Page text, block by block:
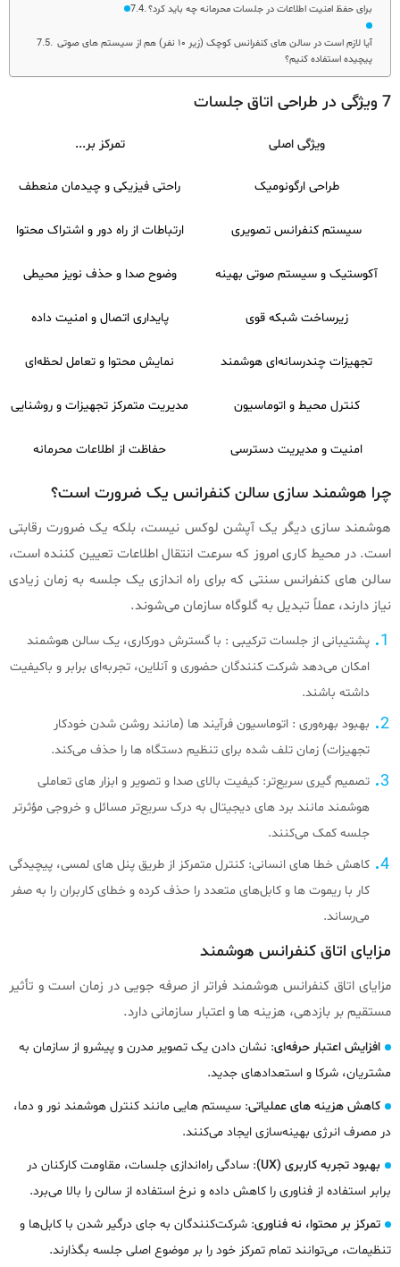
برای حفظ امنیت اطلاعات در جلسات محرمانه چه باید کرد؟
آیا لازم است در سالن‌ های کنفرانس کوچک (زیر ۱۰ نفر) هم از سیستم‌ های صوتی
پیچیده استفاده کنیم؟
7 ویژگی در طراحی اتاق جلسات
ویژگی اصلی تمرکز بر...
طراحی ارگونومیک راحتی فیزیکی و چیدمان منعطف
سیستم کنفرانس تصویری ارتباطات از راه دور و اشتراک محتوا
آکوستیک و سیستم صوتی بهینه وضوح صدا و حذف نویز محیطی
زیرساخت شبکه قوی پایداری اتصال و امنیت داده
تجهیزات چندرسانه‌ای هوشمند نمایش محتوا و تعامل لحظه‌ای
کنترل محیط و اتوماسیون مدیریت متمرکز تجهیزات و روشنایی
امنیت و مدیریت دسترسی حفاظت از اطلاعات محرمانه
چرا هوشمند سازی سالن کنفرانس یک ضرورت است؟
هوشمند سازی دیگر یک آپشن لوکس نیست، بلکه یک ضرورت رقابتی
است. در محیط کاری امروز که سرعت انتقال اطلاعات تعیین‌ کننده است،
سالن‌ های کنفرانس سنتی که برای راه‌ اندازی یک جلسه به زمان زیادی
نیاز دارند، عملاً تبدیل به گلوگاه سازمان می‌شوند.
پشتیبانی از جلسات ترکیبی : با گسترش دورکاری، یک سالن هوشمند
امکان می‌دهد شرکت‌ کنندگان حضوری و آنلاین، تجربه‌ای برابر و باکیفیت
داشته باشند.
بهبود بهره‌وری : اتوماسیون فرآیند ها (مانند روشن شدن خودکار
تجهیزات) زمان تلف‌ شده برای تنظیم دستگاه‌ ها را حذف می‌کند.
تصمیم‌ گیری سریع‌تر: کیفیت بالای صدا و تصویر و ابزار های تعاملی
هوشمند مانند برد های دیجیتال به درک سریع‌تر مسائل و خروجی مؤثرتر
جلسه کمک می‌کنند.
کاهش خطا های انسانی: کنترل متمرکز از طریق پنل‌ های لمسی، پیچیدگی
کار با ریموت‌ ها و کابل‌های متعدد را حذف کرده و خطای کاربران را به صفر
می‌رساند.
مزایای اتاق کنفرانس هوشمند
مزایای اتاق کنفرانس هوشمند فراتر از صرفه‌ جویی در زمان است و تأثیر
مستقیم بر بازدهی، هزینه‌ ها و اعتبار سازمانی دارد.
افزایش اعتبار حرفه‌ای: نشان دادن یک تصویر مدرن و پیشرو از سازمان به
مشتریان، شرکا و استعدادهای جدید.
کاهش هزینه‌ های عملیاتی: سیستم‌ هایی مانند کنترل هوشمند نور و دما،
در مصرف انرژی بهینه‌سازی ایجاد می‌کنند.
بهبود تجربه کاربری (UX)
: سادگی راه‌اندازی جلسات، مقاومت کارکنان در
برابر استفاده از فناوری را کاهش داده و نرخ استفاده از سالن را بالا می‌برد.
تمرکز بر محتوا، نه فناوری: شرکت‌کنندگان به جای درگیر شدن با کابل‌ها و
تنظیمات، می‌توانند تمام تمرکز خود را بر موضوع اصلی جلسه بگذارند.